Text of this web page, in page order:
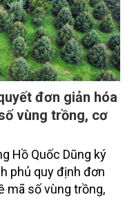
hóa
vùng trồng, cơ
Hồ Quốc Dũng ký
phủ quy định đơn
mã số vùng trồng,